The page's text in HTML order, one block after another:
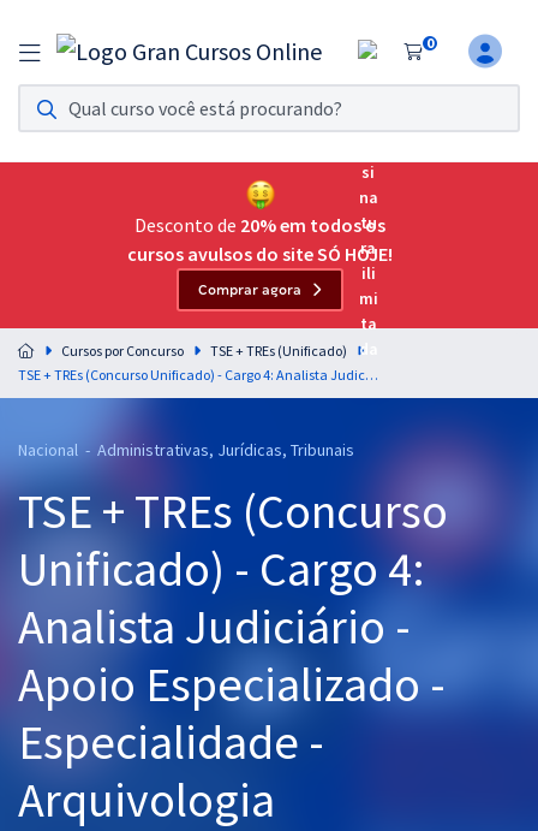
0
Assinatura Ilimitada 11
Acesso a todos os cursos. Teste grátis por 7 dias!
Assinatura OAB Até Passar
Acesso ilimitado a toda preparação para o Exame da
Residências Multiprofissionais
Preparação completa e intensiva para as principais
residências em saúde do Brasil
Cursos 20% OFF
Graduação
OAB
Questões grátis
Desconto de 20% em todos os
cursos avulsos do site SÓ HOJE!
Comprar agora
Cursos por Concurso
TSE + TREs (Unificado)
TSE + TREs (Concurso Unificado) - Cargo 4: Analista Judiciário - Apoio Especializado - Especialidade - Arquivologia
Nacional - Administrativas, Jurídicas, Tribunais
TSE + TREs (Concurso
Unificado) - Cargo 4:
Analista Judiciário -
Apoio Especializado -
Especialidade -
Arquivologia